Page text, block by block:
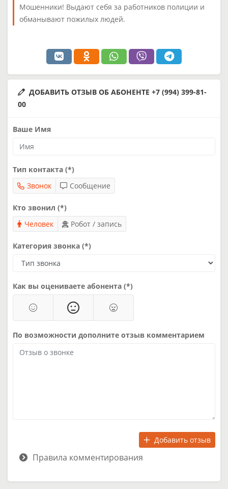
Мошенники! Выдают себя за работников полиции и
обманывают пожилых людей.
ДОБАВИТЬ ОТЗЫВ ОБ АБОНЕНТЕ +7 (994) 399-81-
00
Ваше Имя
Тип контакта (*)
Звонок
Сообщение
Кто звонил (*)
Человек
Робот / запись
Категория звонка (*)
Как вы оцениваете абонента (*)
По возможности дополните отзыв комментарием
Добавить отзыв
Правила комментирования